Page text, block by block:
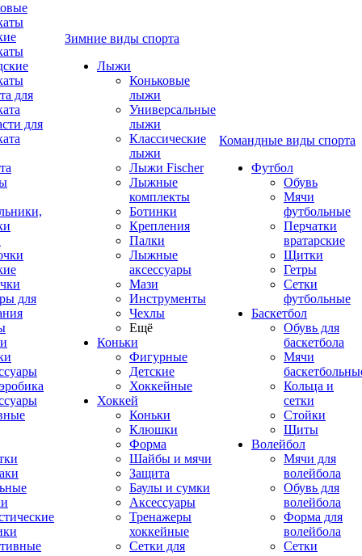
для
для
для
Зимние виды спорта
Лыжи
Коньковые
лыжи
Универсальные
лыжи
Классические
лыжи
Лыжи Fischer
Лыжные
комплекты
Ботинки
Крепления
Палки
Лыжные
аксессуары
Мази
Инструменты
Чехлы
Ещё
Коньки
Фигурные
Детские
Хоккейные
Хоккей
Коньки
Клюшки
Форма
Шайбы и мячи
Защита
Баулы и сумки
Аксессуары
Тренажеры
хоккейные
Сетки для
Командные виды спорта
Футбол
Обувь
Мячи
футбольные
Перчатки
вратарские
Щитки
Гетры
Сетки
футбольные
Баскетбол
Обувь для
баскетбола
Мячи
Кольца и
сетки
Стойки
Щиты
Волейбол
Мячи для
волейбола
Обувь для
волейбола
Форма для
волейбола
Сетки